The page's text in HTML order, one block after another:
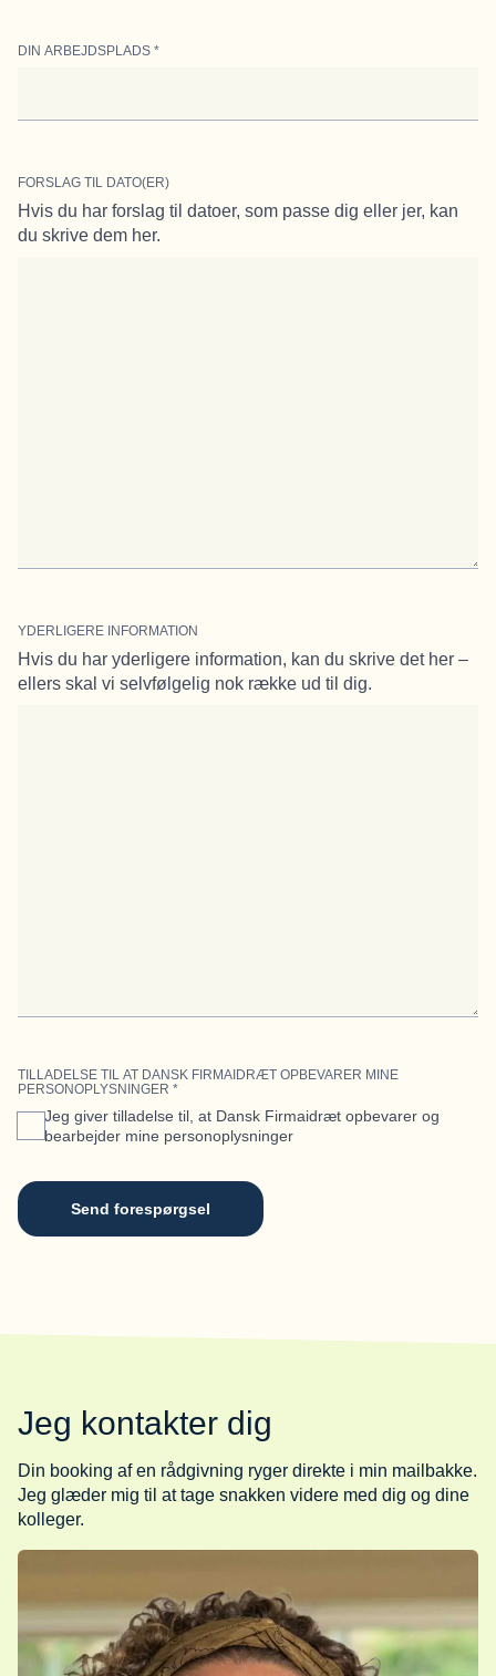
DIN ARBEJDSPLADS *
FORSLAG TIL DATO(ER)
Hvis du har forslag til datoer, som passe dig eller jer, kan
du skrive dem her.
YDERLIGERE INFORMATION
Hvis du har yderligere information, kan du skrive det her –
ellers skal vi selvfølgelig nok række ud til dig.
TILLADELSE TIL AT DANSK FIRMAIDRÆT OPBEVARER MINE
PERSONOPLYSNINGER *
Jeg giver tilladelse til, at Dansk Firmaidræt opbevarer og
bearbejder mine personoplysninger
Send forespørgsel
Jeg kontakter dig
Din booking af en rådgivning ryger direkte i min mailbakke.
Jeg glæder mig til at tage snakken videre med dig og dine
kolleger.